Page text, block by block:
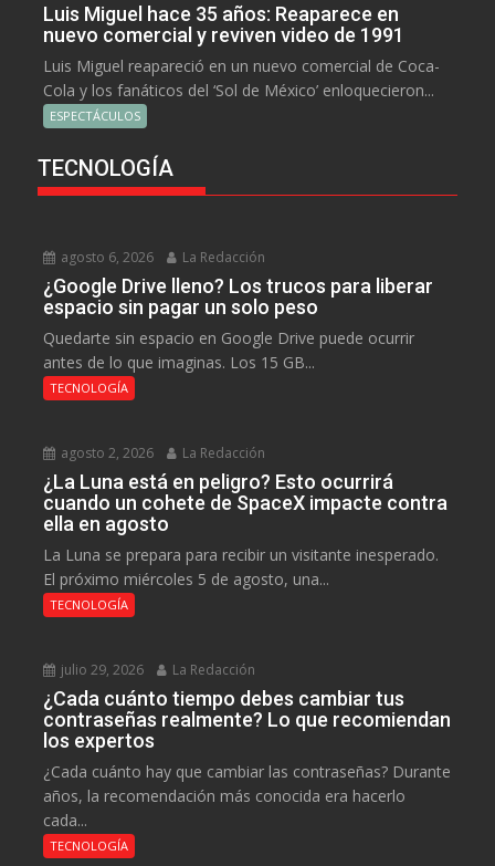
Luis Miguel hace 35 años: Reaparece en
nuevo comercial y reviven video de 1991
Luis Miguel reapareció en un nuevo comercial de Coca-
Cola y los fanáticos del ‘Sol de México’ enloquecieron...
ESPECTÁCULOS
TECNOLOGÍA
agosto 6, 2026 La Redacción
¿Google Drive lleno? Los trucos para liberar
espacio sin pagar un solo peso
Quedarte sin espacio en Google Drive puede ocurrir
antes de lo que imaginas. Los 15 GB...
TECNOLOGÍA
agosto 2, 2026 La Redacción
¿La Luna está en peligro? Esto ocurrirá
cuando un cohete de SpaceX impacte contra
ella en agosto
La Luna se prepara para recibir un visitante inesperado.
El próximo miércoles 5 de agosto, una...
TECNOLOGÍA
julio 29, 2026 La Redacción
¿Cada cuánto tiempo debes cambiar tus
contraseñas realmente? Lo que recomiendan
los expertos
¿Cada cuánto hay que cambiar las contraseñas? Durante
años, la recomendación más conocida era hacerlo
cada...
TECNOLOGÍA